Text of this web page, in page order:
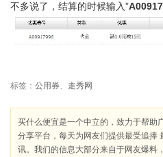
不多说了，结算的时候输入”
标签： 公用券 走秀网
买什么便宜是一个中立的，致力于帮助
分享平台，每天为网友们提供最受追捧
讯。我们的信息大部分来自于网友爆料